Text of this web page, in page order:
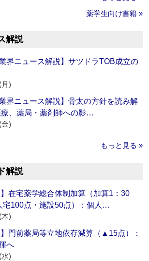
薬学生向け書籍 »
解説
界ニュース解説】サツドラTOB成立の
)
界ニュース解説】骨太の方針を読み解
療、薬局・薬剤師への影…
)
もっと見る »
解説
】在宅薬学総合体制加算（加算1：30
宅100点・施設50点）：個人…
)
】門前薬局等立地依存減算（▲15点）：
へ
)